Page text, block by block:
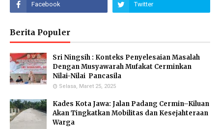
Berita Populer
Sri Ningsih : Konteks Penyelesaian Masalah
Dengan Musyawarah Mufakat Cerminkan
Nilai-Nilai Pancasila
Selasa, Maret 25, 2025
Kades Kota Jawa: Jalan Padang Cermin–Kiluan
Akan Tingkatkan Mobilitas dan Kesejahteraan
Warga